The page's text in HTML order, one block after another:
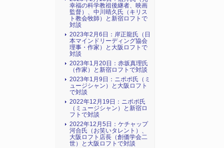
幸福の科学教祖後継者、映画
監督）、中川晴久氏（キリス
ト教会牧師）と新宿ロフトで
対談
2023年2月6日：岸正龍氏（日
本マインドリーディング協会
理事・作家）と大阪ロフトで
対談
2023年1月20日：赤坂真理氏
（作家）と新宿ロフトで対談
2023年1月9日：ニポポ氏（ミ
ュージシャン）と大阪ロフト
で対談
2022年12月19日：ニポポ氏
（ミュージシャン）と新宿ロ
フトで対談
2022年12月5日：ケチャップ
河合氏（お笑いタレント）、
大阪ロフト店長（創価学会二
世）と大阪ロフトで対談